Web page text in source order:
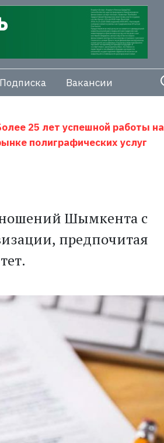
Подписка Вакансии
25 лет успешной работы на
полиграфических услуг
Шымкента с
предпочитая